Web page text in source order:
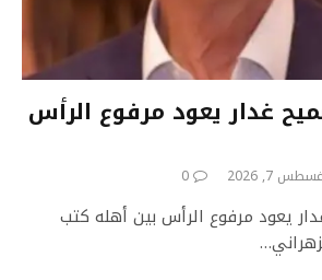
غدار يعود مرفوع الرأس
7, 2026
0
يعود مرفوع الرأس بين أهله كتب